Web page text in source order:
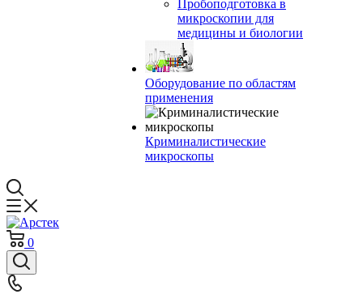
Пробоподготовка в
микроскопии для
медицины и биологии
Оборудование по областям
применения
Криминалистические
микроскопы
0